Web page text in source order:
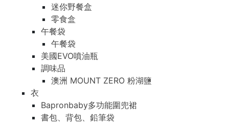
迷你野餐盒
零食盒
午餐袋
午餐袋
美國EVO噴油瓶
調味品
澳洲 MOUNT ZERO 粉湖鹽
衣
Bapronbaby多功能圍兜裙
書包、背包、鉛筆袋